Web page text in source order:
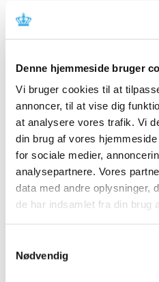
Denne hjemmeside bruger
Vi bruger cookies til at
annoncer, til at vise dig
at analysere vores trafik. Vi
din brug af vores
for sociale medier,
analysepartnere. Vores
data med andre oplysninger,
de har indsamlet fra din brug
Nødvendig
Referencer
Fabrikant: Tem
Fabrikantens
Lægemiddelstyrelsens
Emner
Medicinsk udstyr
Sikkerhedsmeddelelse om